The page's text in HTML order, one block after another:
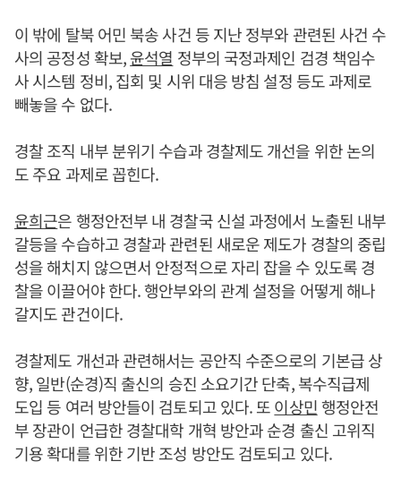
이 밖에 탈북 어민 북송 사건 등 지난 정부와 관련된 사건 수
사의 공정성 확보,윤석열 정부의 국정과제인 검경 책임수
사 시스템 정비, 집회 및 시위 대응 방침 설정 등도 과제로
빼놓을 수 없다.
경찰 조직 내부 분위기 수습과 경찰제도 개선을 위한 논의
도 주요 과제로 꼽힌다.
윤희근은 행정안전부 내 경찰국 신설 과정에서 노출된 내부
갈등을 수습하고 경찰과 관련된 새로운 제도가 경찰의 중립
성을 해치지 않으면서 안정적으로 자리 잡을 수 있도록 경
찰을 이끌어야 한다. 행안부와의 관계 설정을 어떻게 해나
갈지도 관건이다.
경찰제도 개선과 관련해서는 공안직 수준으로의 기본급 상
향, 일반(순경)직 출신의 승진 소요기간 단축, 복수직급제
도입 등 여러 방안들이 검토되고 있다. 또이상민행정안전
부 장관이 언급한 경찰대학 개혁 방안과 순경 출신 고위직
기용 확대를 위한 기반 조성 방안도 검토되고 있다.